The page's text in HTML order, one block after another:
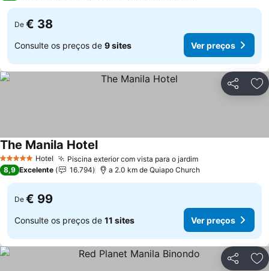
De € 38
Consulte os preços de 9 sites Ver preços
Partilhar
5 Estrelas Hotel Piscina exterior com vista para o jardim
The Manila Hotel
8,9 Excelente 16.794 a 2.0 km de Quiapo Church
De € 99
Consulte os preços de 11 sites Ver preços
Partilhar